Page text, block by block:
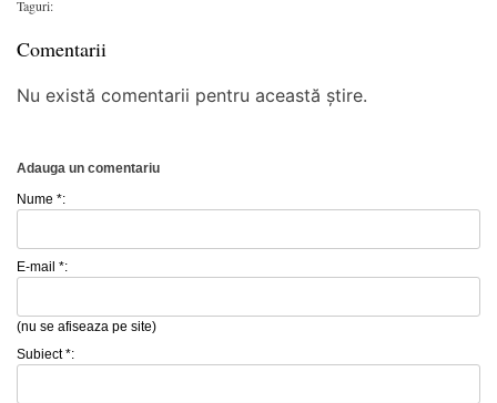
Taguri:
Comentarii
Nu există comentarii pentru această știre.
Adauga un comentariu
Nume *:
E-mail *:
(nu se afiseaza pe site)
Subiect *: